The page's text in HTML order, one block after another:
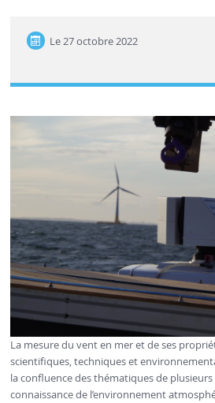
Le27 octobre 2022
La mesure du vent en mer et de ses
scientifiques, techniques et
la confluence des thématiques de plusieurs
connaissance de l’environnement